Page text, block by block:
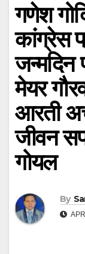
गणेश
कांग्रेस
जन्मदिन
मेयर
आरती
जीवन
गोयल
By